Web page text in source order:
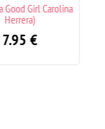
(recuerda Dior Addict)
7.95